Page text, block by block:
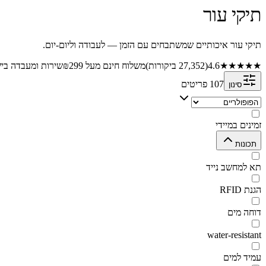
תיקי עור
תיקי עור איכותיים שמשתבחים עם הזמן — לעבודה וליום-יום.
★★★★★
4.6
(
27,352 ביקורות)משלוח חינם מעל ₪299 שירות ומעבדה
סינון 107 פריטים
זמינים במיידי
תכונות
תא למחשב נייד
הגנת RFID
דוחה מים
water-resistant
עמיד למים